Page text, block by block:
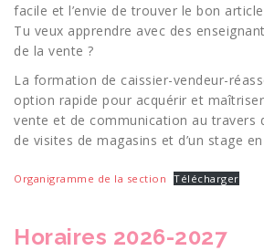
facile et l’envie de trouver le bon
Tu veux apprendre avec des
de la vente ?
La formation de caissier-vendeur-
option rapide pour acquérir et
vente et de communication au travers
de visites de magasins et d’un stage
Organigramme de la section Télécharger
Horaires 2026-2027